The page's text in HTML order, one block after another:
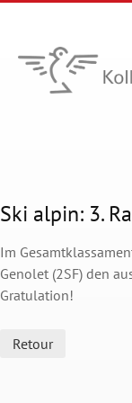
Ski alpin: 3.
Im
Genolet (2SF) den
Gratulation!
Retour